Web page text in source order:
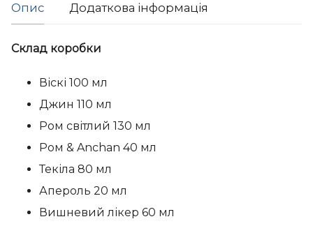
Опис Додаткова інформація
Склад коробки
Віскі 100 мл
Джин 110 мл
Ром світлий 130 мл
Ром & Anchan 40 мл
Текіла 80 мл
Апероль 20 мл
Вишневий лікер 60 мл